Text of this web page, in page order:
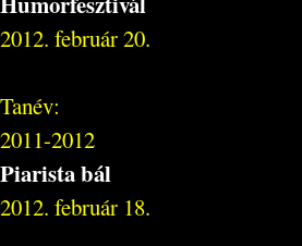
2012. február 20.
Tanév:
2011-2012
Piarista bál
2012. február 18.